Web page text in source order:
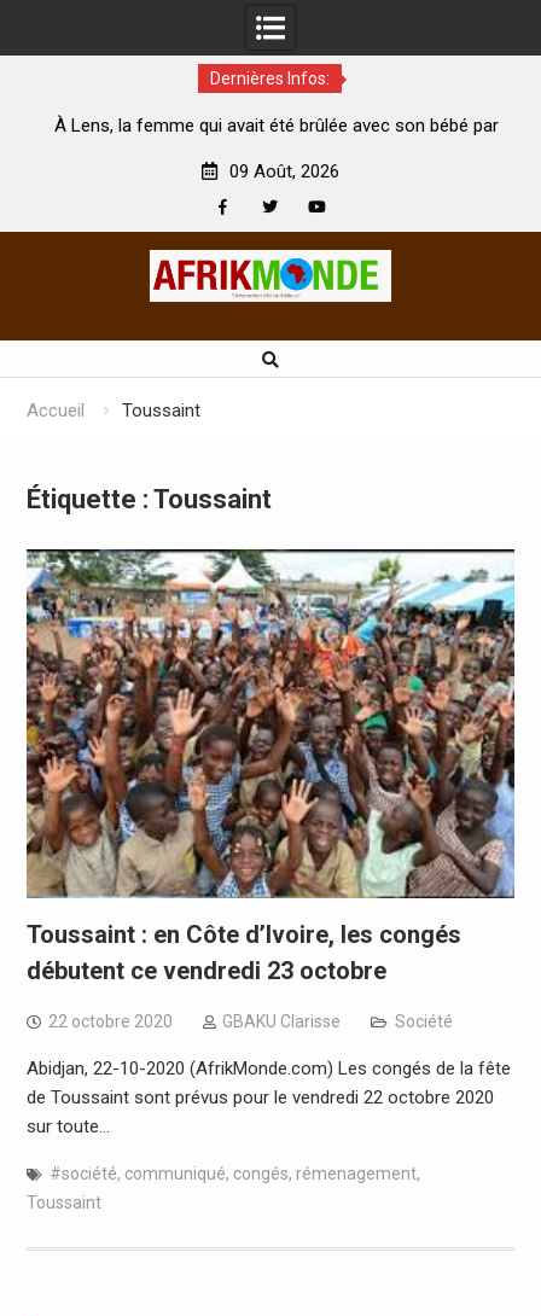
Dernières Infos:
qui avait été brûlée avec son bébé par
Coopération: Le
09 Août, 2026
Accueil Toussaint
Étiquette : Toussaint
Toussaint : en Côte d’Ivoire, les congés
débutent ce vendredi 23 octobre
22 octobre 2020 GBAKU Clarisse Société
Abidjan, 22-10-2020 (AfrikMonde.com) Les congés de la fête
de Toussaint sont prévus pour le vendredi 22 octobre 2020
sur toute…
#société, communiqué, congés, rémenagement,
Toussaint